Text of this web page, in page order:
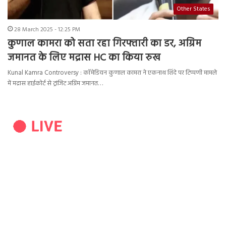
Other States
28 March 2025 - 12:25 PM
कुणाल कामरा को सता रहा गिरफ्तारी का डर, अग्रिम
जमानत के लिए मद्रास HC का किया रुख
Kunal Kamra Controversy : कॉमेडियन कुणाल कामरा ने एकनाथ शिंदे पर टिप्पणी मामले
में मद्रास हाईकोर्ट से ट्रांजिट अग्रिम जमानत…